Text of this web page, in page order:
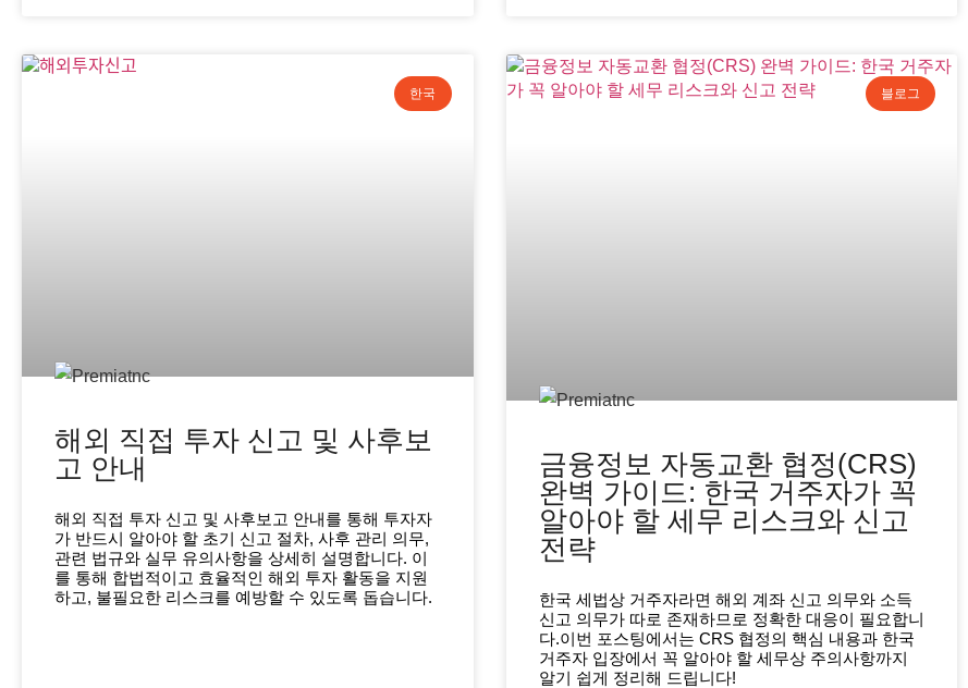
한국
해외 직접 투자 신고 및 사후보
고 안내
해외 직접 투자 신고 및 사후보고 안내를 통해 투자자
가 반드시 알아야 할 초기 신고 절차, 사후 관리 의무,
관련 법규와 실무 유의사항을 상세히 설명합니다. 이
를 통해 합법적이고 효율적인 해외 투자 활동을 지원
하고, 불필요한 리스크를 예방할 수 있도록 돕습니다.
블로그
금융정보 자동교환 협정(CRS)
완벽 가이드: 한국 거주자가 꼭
알아야 할 세무 리스크와 신고
전략
한국 세법상 거주자라면 해외 계좌 신고 의무와 소득
신고 의무가 따로 존재하므로 정확한 대응이 필요합니
다.이번 포스팅에서는 CRS 협정의 핵심 내용과 한국
거주자 입장에서 꼭 알아야 할 세무상 주의사항까지
알기 쉽게 정리해 드립니다!